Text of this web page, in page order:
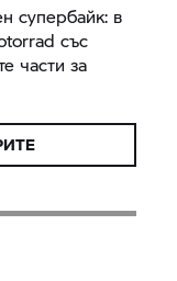
супербайк: в
със
части за